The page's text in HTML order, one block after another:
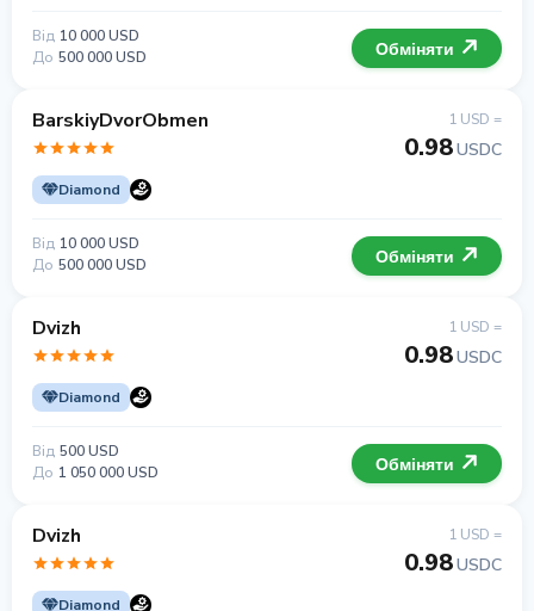
Від 10 000 USD
До 500 000 USD Обміняти
BarskiyDvorObmen
Diamond
1 USD =
0.98USDC
Від 10 000 USD
До 500 000 USD Обміняти
Dvizh
Diamond
1 USD =
0.98USDC
Від 500 USD
До 1 050 000 USD Обміняти
Dvizh
Diamond
1 USD =
0.98USDC